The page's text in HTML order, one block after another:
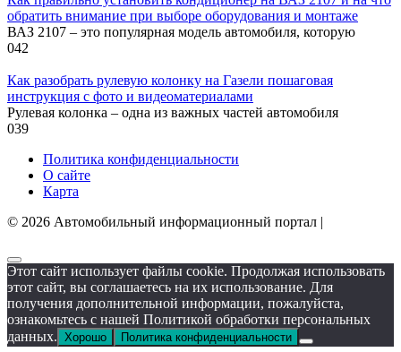
обратить внимание при выборе оборудования и монтаже
ВАЗ 2107 – это популярная модель автомобиля, которую
042
Как разобрать рулевую колонку на Газели пошаговая
инструкция с фото и видеоматериалами
Рулевая колонка – одна из важных частей автомобиля
039
Политика конфиденциальности
О сайте
Карта
© 2026 Автомобильный информационный портал |
Этот сайт использует файлы cookie. Продолжая использовать
этот сайт, вы соглашаетесь на их использование. Для
получения дополнительной информации, пожалуйста,
ознакомьтесь с нашей Политикой обработки персональных
данных. Хорошо Политика конфиденциальности